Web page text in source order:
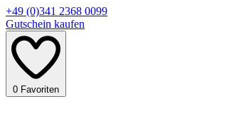
+49 (0)341 2368 0099
Gutschein kaufen
0 Favoriten